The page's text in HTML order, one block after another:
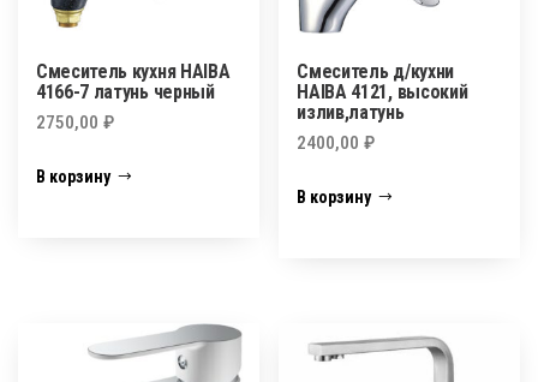
Смеситель кухня HAIBA
4166-7 латунь черный
2750,00 ₽
В корзину
Смеситель д/кухни
HAIBA 4121, высокий
излив,латунь
2400,00₽
В корзину